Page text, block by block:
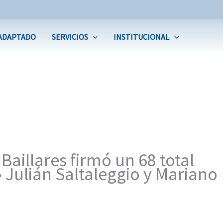
SERVICIOS INSTITUCIONAL
firmó un 68 total
Julián Saltaleggio y Mariano